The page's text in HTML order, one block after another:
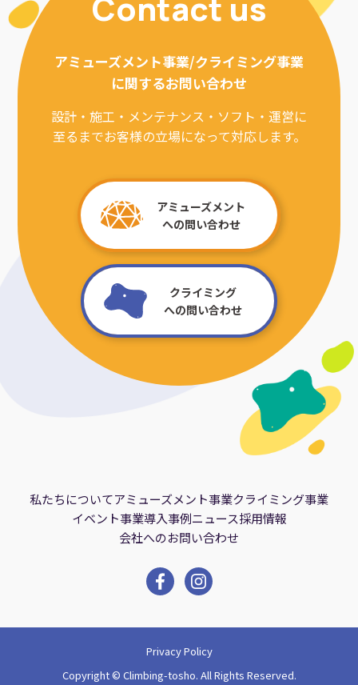
アミューズメント事業/クライミング事業
に関するお問い合わせ
設計・施工・メンテナンス・ソフト・運営に
至るまでお客様の立場になって対応します。
アミューズメント
への問い合わせ
クライミング
への問い合わせ
私たちについてアミューズメント事業クライミング事業
イベント事業導入事例ニュース採用情報
会社へのお問い合わせ
Privacy Policy
Copyright © Climbing-tosho. All Rights Reserved.